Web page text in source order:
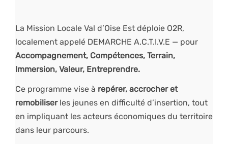
La Mission Locale Val d’Oise Est déploie O2R,
localement appelé DEMARCHE A.C.T.I.V.E — pour
Accompagnement, Compétences, Terrain,
Immersion, Valeur, Entreprendre.
Ce programme vise à repérer, accrocher et
remobiliserles jeunes en difficulté d’insertion, tout
en impliquant les acteurs économiques du territoire
dans leur parcours.